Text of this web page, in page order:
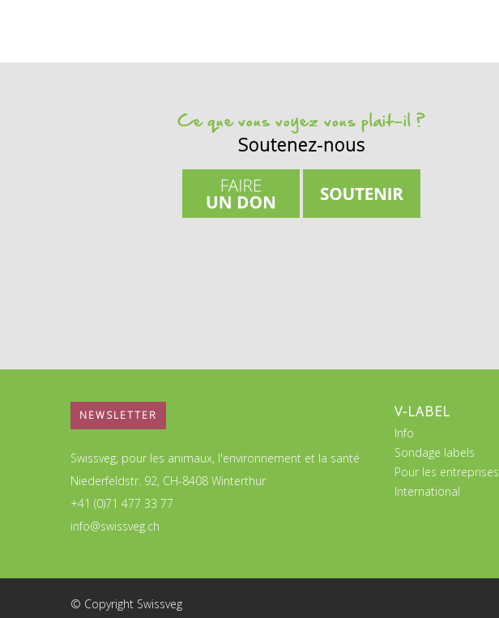
Ce que vous voyez vous plait-il ?
Soutenez-nous
NEWSLETTER
Swissveg, pour les animaux, l'environnement et la santé
Niederfeldstr. 92, CH-8408 Winterthur
+41 (0)71 477 33 77
info@swissveg.ch
V-LABEL
Info
Sondage labels
Pour les entreprises
International
© Copyright Swissveg